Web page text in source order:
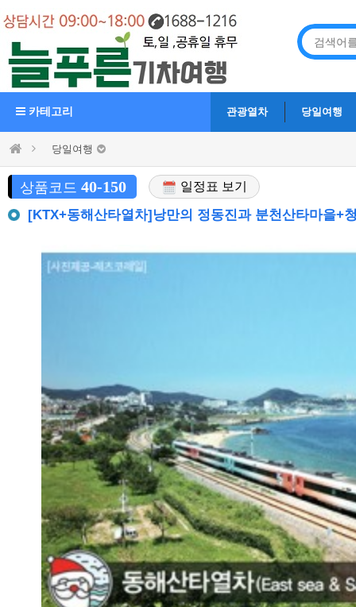
카테고리 관광열차 당일여행
당일여행
상품코드 40-150 일정표 보기
[KTX+동해산타열차]낭만의 정동진과 분천산타마을+